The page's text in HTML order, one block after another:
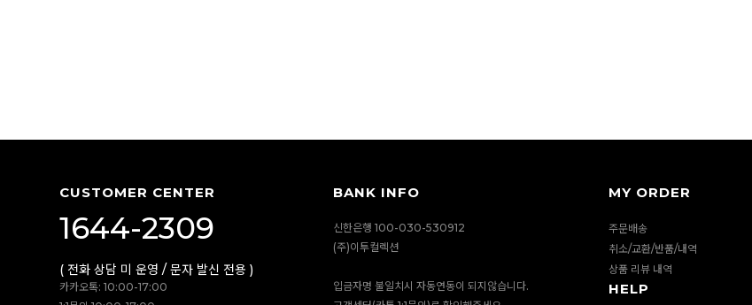
CUSTOMER CENTER
1644-2309
( 전화 상담 미 운영 / 문자 발신 전용 )
카카오톡: 10:00-17:00
BANK INFO
신한은행 100-030-530912
(주)이투컬렉션
입금자명 불일치시 자동연동이 되지않습니다.
MY ORDER
주문배송
취소/교환/반품/내역
상품 리뷰 내역
HELP